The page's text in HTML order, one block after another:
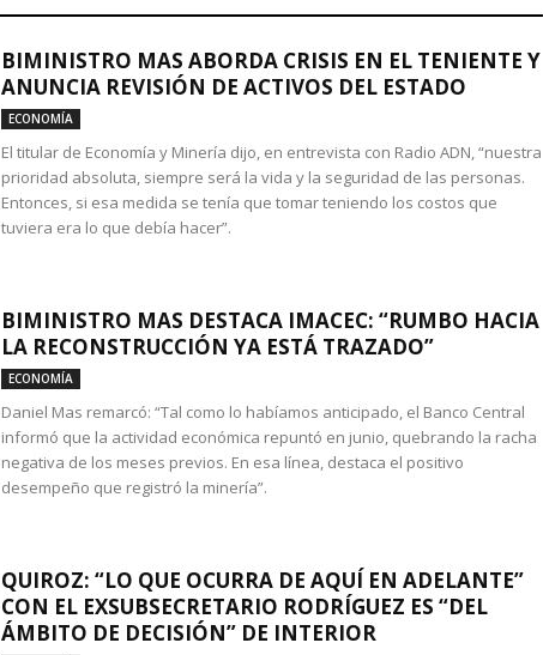
BIMINISTRO MAS ABORDA CRISIS EN EL TENIENTE Y
ANUNCIA REVISIÓN DE ACTIVOS DEL ESTADO
ECONOMÍA
El titular de Economía y Minería dijo, en entrevista con Radio ADN, “nuestra
prioridad absoluta, siempre será la vida y la seguridad de las personas.
Entonces, si esa medida se tenía que tomar teniendo los costos que
tuviera era lo que debía hacer”.
BIMINISTRO MAS DESTACA IMACEC: “RUMBO HACIA
LA RECONSTRUCCIÓN YA ESTÁ TRAZADO”
ECONOMÍA
Daniel Mas remarcó: “Tal como lo habíamos anticipado, el Banco Central
informó que la actividad económica repuntó en junio, quebrando la racha
negativa de los meses previos. En esa línea, destaca el positivo
desempeño que registró la minería”.
QUIROZ: “LO QUE OCURRA DE AQUÍ EN ADELANTE”
CON EL EXSUBSECRETARIO RODRÍGUEZ ES “DEL
ÁMBITO DE DECISIÓN” DE INTERIOR